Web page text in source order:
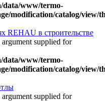
www/termo-
modification/catalog/view/
REHAU в строительстве
supplied for
www/termo-
modification/catalog/view/
supplied for